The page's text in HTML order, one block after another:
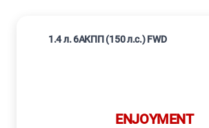
1.4 л. 6АКПП (150 л.с.) FWD
ENJOYMENT